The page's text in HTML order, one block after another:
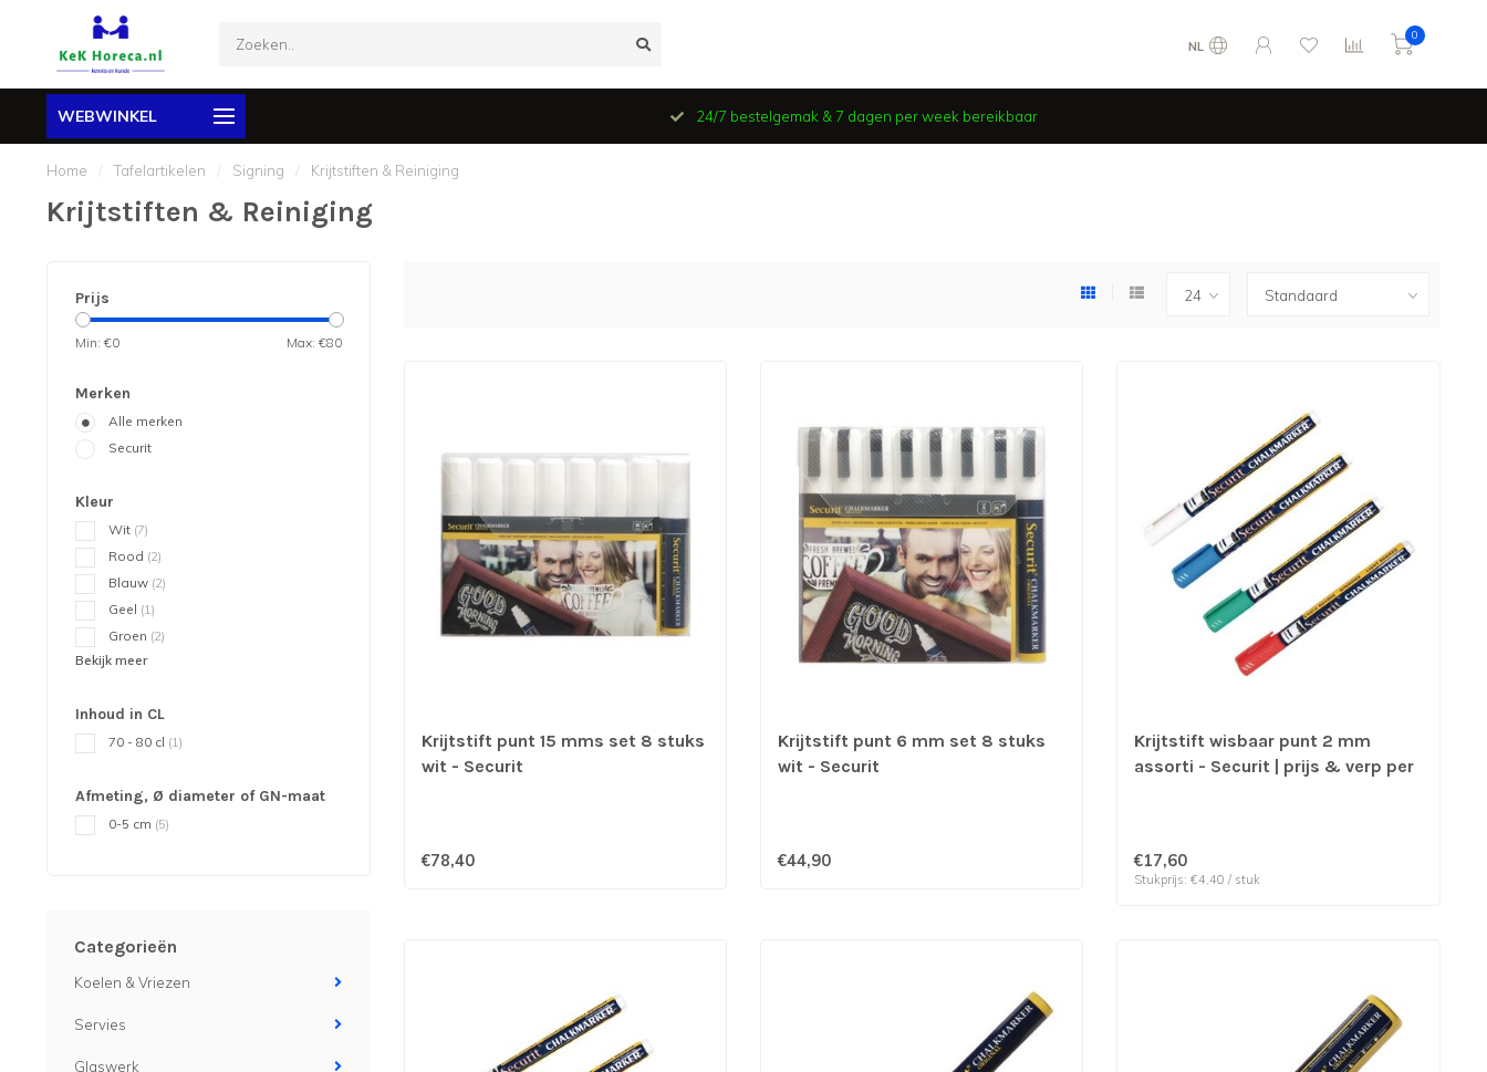
NL
0
WEBWINKEL 24/7 bestelgemak & 7 dagen per week bereikbaar
Home / Tafelartikelen / Signing / Krijtstiften & Reiniging
Krijtstiften & Reiniging
Prijs
Min: €0 Max: €80
Merken
Alle merken
Securit
Kleur
Wit (7)
Rood (2)
Blauw (2)
Geel (1)
Groen (2)
Bekijk meer
Inhoud in CL
70 - 80 cl (1)
Afmeting, Ø diameter of GN-maat
0-5 cm (5)
Categorieën
Koelen & Vriezen
Servies
Glaswerk
Krijtstift punt 15 mms set 8 stuks
wit - Securit
€78,40
Krijtstift punt 6 mm set 8 stuks
wit - Securit
€44,90
Krijtstift wisbaar punt 2 mm
assorti - Securit | prijs & verp per
€17,60
Stukprijs: €4,40 / stuk